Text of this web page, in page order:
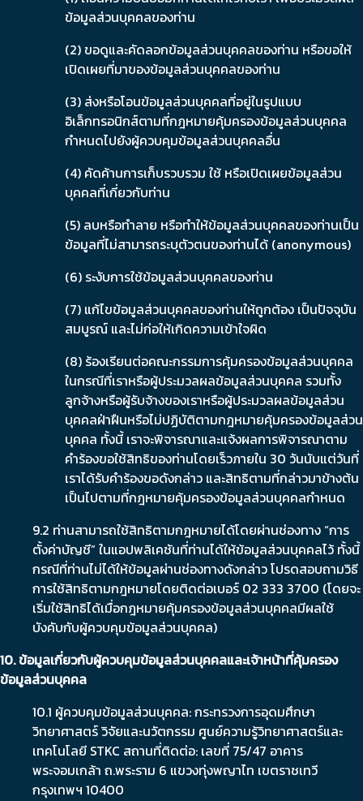
ข้อมูลส่วนบุคคลของท่าน
(2) ขอดูและคัดลอกข้อมูลส่วนบุคคลของท่าน หรือขอให้
เปิดเผยที่มาของข้อมูลส่วนบุคคลของท่าน
(3) ส่งหรือโอนข้อมูลส่วนบุคคลที่อยู่ในรูปแบบ
อิเล็กทรอนิกส์ตามที่กฎหมายคุ้มครองข้อมูลส่วนบุคคล
กำหนดไปยังผู้ควบคุมข้อมูลส่วนบุคคลอื่น
(4) คัดค้านการเก็บรวบรวม ใช้ หรือเปิดเผยข้อมูลส่วน
บุคคลที่เกี่ยวกับท่าน
(5) ลบหรือทำลาย หรือทำให้ข้อมูลส่วนบุคคลของท่านเป็น
ข้อมูลที่ไม่สามารถระบุตัวตนของท่านได้ (anonymous)
(6) ระงับการใช้ข้อมูลส่วนบุคคลของท่าน
(7) แก้ไขข้อมูลส่วนบุคคลของท่านให้ถูกต้อง เป็นปัจจุบัน
สมบูรณ์ และไม่ก่อให้เกิดความเข้าใจผิด
(8) ร้องเรียนต่อคณะกรรมการคุ้มครองข้อมูลส่วนบุคคล
ในกรณีที่เราหรือผู้ประมวลผลข้อมูลส่วนบุคคล รวมทั้ง
ลูกจ้างหรือผู้รับจ้างของเราหรือผู้ประมวลผลข้อมูลส่วน
บุคคลฝ่าฝืนหรือไม่ปฏิบัติตามกฎหมายคุ้มครองข้อมูลส่วน
บุคคล ทั้งนี้ เราจะพิจารณาและแจ้งผลการพิจารณาตาม
คำร้องขอใช้สิทธิของท่านโดยเร็วภายใน 30 วันนับแต่วันที่
เราได้รับคำร้องขอดังกล่าว และสิทธิตามที่กล่าวมาข้างต้น
เป็นไปตามที่กฎหมายคุ้มครองข้อมูลส่วนบุคคลกำหนด
9.2 ท่านสามารถใช้สิทธิตามกฎหมายได้โดยผ่านช่องทาง “การ
ตั้งค่าบัญชี” ในแอปพลิเคชันที่ท่านได้ให้ข้อมูลส่วนบุคคลไว้ ทั้งนี้
กรณีที่ท่านไม่ได้ให้ข้อมูลผ่านช่องทางดังกล่าว โปรดสอบถามวิธี
การใช้สิทธิตามกฎหมายโดยติดต่อเบอร์ 02 333 3700 (โดยจะ
เริ่มใช้สิทธิได้เมื่อกฎหมายคุ้มครองข้อมูลส่วนบุคคลมีผลใช้
บังคับกับผู้ควบคุมข้อมูลส่วนบุคคล)
10. ข้อมูลเกี่ยวกับผู้ควบคุมข้อมูลส่วนบุคคลและเจ้าหน้าที่คุ้มครอง
ข้อมูลส่วนบุคคล
10.1 ผู้ควบคุมข้อมูลส่วนบุคคล: กระทรวงการอุดมศึกษา
วิทยาศาสตร์ วิจัยและนวัตกรรม ศูนย์ความรู้วิทยาศาสตร์และ
เทคโนโลยี STKC สถานที่ติดต่อ: เลขที่ 75/47 อาคาร
พระจอมเกล้า ถ.พระราม 6 แขวงทุ่งพญาไท เขตราชเทวี
กรุงเทพฯ 10400